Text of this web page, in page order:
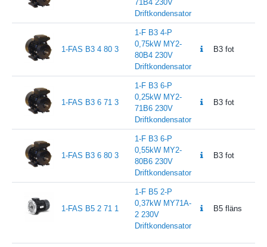
71B4 230V
Driftkondensator
1-FAS B3 4 80 3
1-F B3 4-P
0,75kW MY2-
80B4 230V
Driftkondensator
B3 fot
1-FAS B3 6 71 3
1-F B3 6-P
0,25kW MY2-
71B6 230V
Driftkondensator
B3 fot
1-FAS B3 6 80 3
1-F B3 6-P
0,55kW MY2-
80B6 230V
Driftkondensator
B3 fot
1-FAS B5 2 71 1
1-F B5 2-P
0,37kW MY71A-
2 230V
Driftkondensator
B5 fläns